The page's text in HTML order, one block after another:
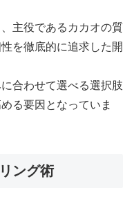
主役であるカカオの質
を徹底的に追求した開
合わせて選べる選択肢
る要因となっていま
ング術